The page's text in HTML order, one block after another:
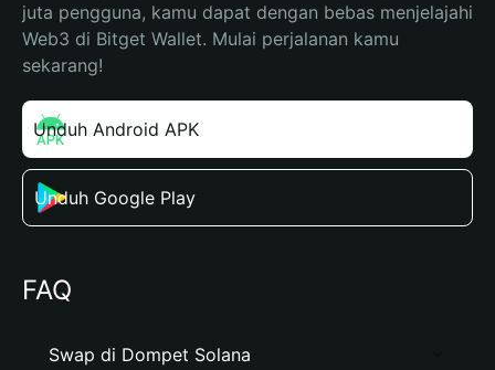
juta pengguna, kamu dapat dengan bebas menjelajahi
Web3 di Bitget Wallet. Mulai perjalanan kamu
sekarang!
Unduh Android APK
Unduh Google Play
FAQ
Swap di Dompet Solana